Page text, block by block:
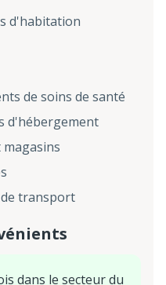
d'habitation
de soins de santé
d'hébergement
transport
dans le secteur du